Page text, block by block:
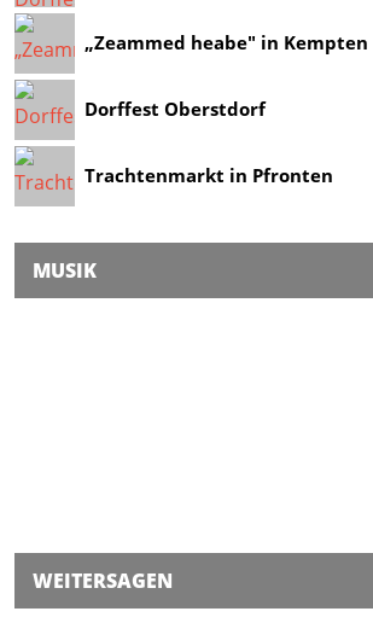
„Zeammed heabe" in Kempten
Dorffest Oberstdorf
Trachtenmarkt in Pfronten
MUSIK
WEITERSAGEN